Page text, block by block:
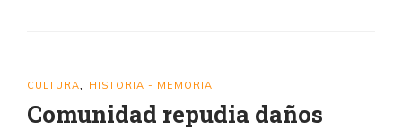
CULTURA HISTORIA - MEMORIA
Comunidad repudia daños